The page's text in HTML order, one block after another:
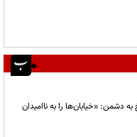
دشمن: «خیابان‌ها را به ناامیدان